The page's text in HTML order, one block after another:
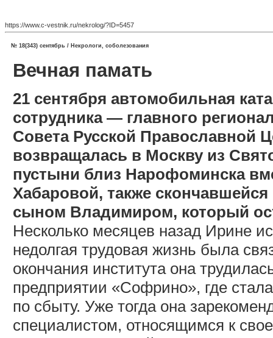
https://www.c-vestnik.ru/nekrolog/?ID=5457
№ 18(343) сентябрь / Некрологи, соболезования
Вечная памать
21 сентября автомобильная
сотрудника — главного
Совета Русской Православной
возвращалась в Москву из
пустыни близ Нарофоминска
Хабаровой, также
сыном Владимиром, который
Несколько месяцев назад Ирине
недолгая трудовая жизнь была
окончания института она
предприятии «Софрино», где
по сбыту. Уже тогда она
специалистом, относящимся к